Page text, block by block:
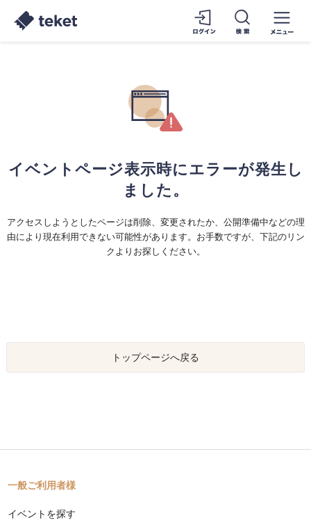
イベントページ表示時にエラーが発生し
ました。
アクセスしようとしたページは削除、変更されたか、公開準備中などの理
由により現在利用できない可能性があります。お手数ですが、下記のリン
クよりお探しください。
トップページへ戻る
一般ご利用者様
イベントを探す